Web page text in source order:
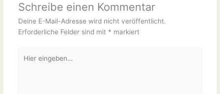
Schreibe einen Kommentar
Deine E-Mail-Adresse wird nicht veröffentlicht.
Erforderliche Felder sind mit * markiert
eingeben…